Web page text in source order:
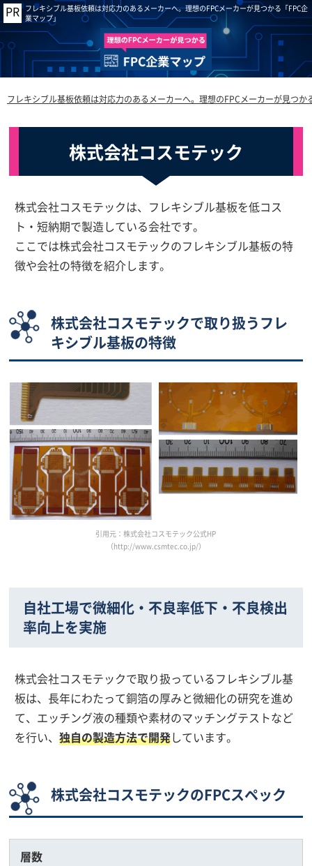
フレキシブル基板依頼は対応力のあるメーカーへ。理想のFPCメーカーが見つかる「FPC企
業マップ」
フレキシブル基板依頼は対応力のあるメーカーへ。理想のFPCメーカーが見つか
株式会社コスモテック
株式会社コスモテックは、フレキシブル基板を低コス
ト・短納期で製造している会社です。
ここでは株式会社コスモテックのフレキシブル基板の特
徴や会社の特徴を紹介します。
株式会社コスモテックで取り扱うフレ
キシブル基板の特徴
引用元：株式会社コスモテック公式HP
（http://www.csmtec.co.jp/）
自社工場で微細化・不良率低下・不良検出
率向上を実施
株式会社コスモテックで取り扱っているフレキシブル基
板は、長年にわたって銅箔の厚みと微細化の研究を進め
て、エッチング液の種類や素材のマッチングテストなど
を行い、独自の製造方法で開発しています。
株式会社コスモテックのFPCスペック
層数